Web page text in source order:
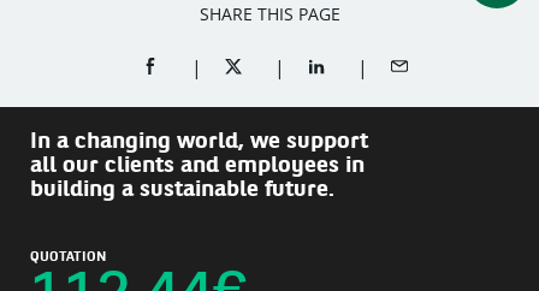
SHARE THIS PAGE
SHARE ON FACEBOOK (OPENS A NEW WINDOW)
SHARE ON TWITTER (OPENS A NEW
SHARE ON LINKEDIN
SHARE BY EMAIL
In a changing world, we support
all our clients and employees in
building a sustainable future.
QUOTATION